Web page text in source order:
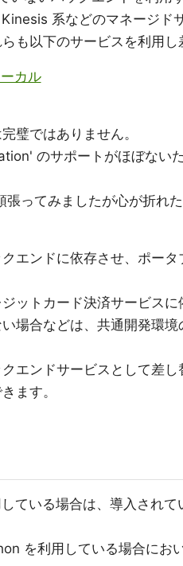
系などのマネージド
も以下のサービスを利用し
カル
璧ではありません。
のサポートがほぼない
張ってみましたが心が折れ
エンドに依存させ、ポー
ットカード決済サービス
場合などは、共通開発環
エンドサービスとして差
ます。
ている場合は、導入されて
を利用している場合にお